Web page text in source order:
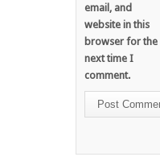
email, and
website in this
browser for the
next time I
comment.